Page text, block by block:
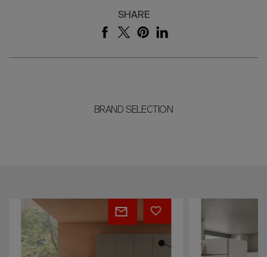
SHARE
BRAND SELECTION
Round